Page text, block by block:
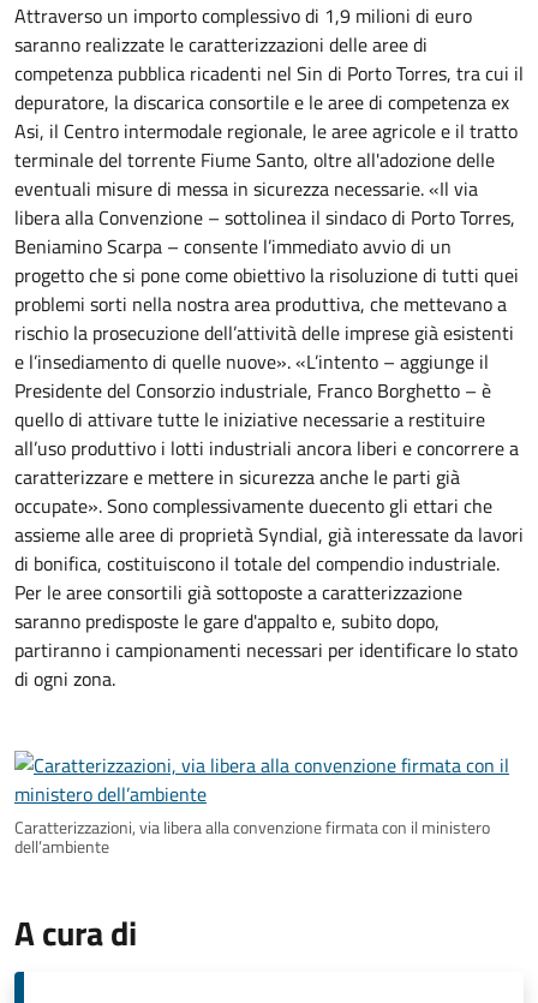
Attraverso un importo complessivo di 1,9 milioni di euro
saranno realizzate le caratterizzazioni delle aree di
competenza pubblica ricadenti nel Sin di Porto Torres, tra cui il
depuratore, la discarica consortile e le aree di competenza ex
Asi, il Centro intermodale regionale, le aree agricole e il tratto
terminale del torrente Fiume Santo, oltre all'adozione delle
eventuali misure di messa in sicurezza necessarie. «Il via
libera alla Convenzione – sottolinea il sindaco di Porto Torres,
Beniamino Scarpa – consente l’immediato avvio di un
progetto che si pone come obiettivo la risoluzione di tutti quei
problemi sorti nella nostra area produttiva, che mettevano a
rischio la prosecuzione dell’attività delle imprese già esistenti
e l’insediamento di quelle nuove». «L’intento – aggiunge il
Presidente del Consorzio industriale, Franco Borghetto – è
quello di attivare tutte le iniziative necessarie a restituire
all’uso produttivo i lotti industriali ancora liberi e concorrere a
caratterizzare e mettere in sicurezza anche le parti già
occupate». Sono complessivamente duecento gli ettari che
assieme alle aree di proprietà Syndial, già interessate da lavori
di bonifica, costituiscono il totale del compendio industriale.
Per le aree consortili già sottoposte a caratterizzazione
saranno predisposte le gare d'appalto e, subito dopo,
partiranno i campionamenti necessari per identificare lo stato
di ogni zona.
Caratterizzazioni, via libera alla convenzione firmata con il ministero
dell’ambiente
A cura di